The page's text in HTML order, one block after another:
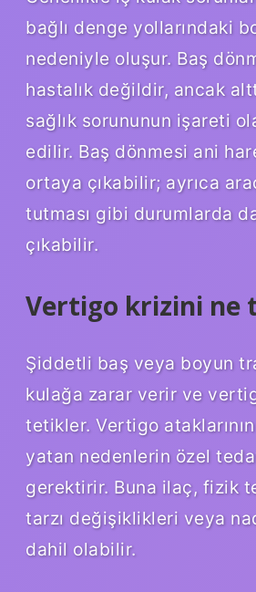
bağlı denge yollarındaki
nedeniyle oluşur. Baş
hastalık değildir, ancak
sağlık sorununun işareti
edilir. Baş dönmesi ani
ortaya çıkabilir; ayrıca
tutması gibi durumlarda
çıkabilir.
Vertigo krizini ne
Şiddetli baş veya boyun
kulağa zarar verir ve
tetikler. Vertigo
yatan nedenlerin özel
gerektirir. Buna ilaç, fizik
tarzı değişiklikleri veya
dahil olabilir.